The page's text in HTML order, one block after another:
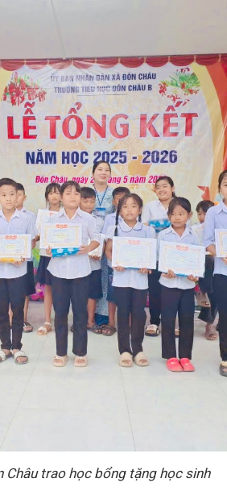
Châu trao học bổng tặng học sinh